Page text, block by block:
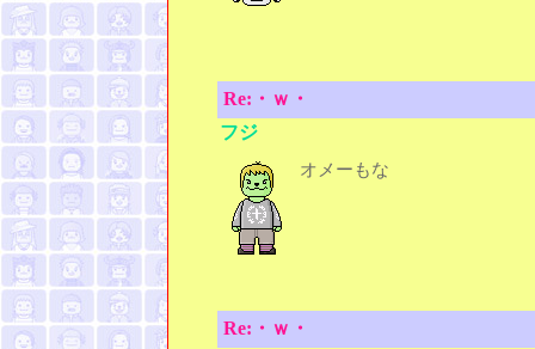
Re:・ｗ・
フジ
オメーもな
Re:・ｗ・